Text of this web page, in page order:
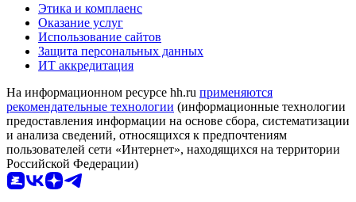
Этика и комплаенс
Оказание услуг
Использование сайтов
Защита персональных данных
ИТ аккредитация
На информационном ресурсе hh.ru применяются
рекомендательные технологии (информационные технологии
предоставления информации на основе сбора, систематизации
и анализа сведений, относящихся к предпочтениям
пользователей сети «Интернет», находящихся на территории
Российской Федерации)